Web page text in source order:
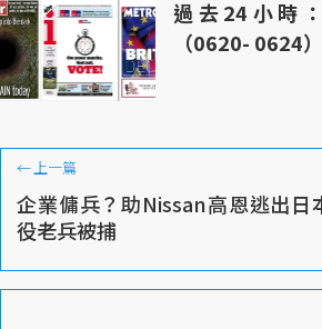
過去24小時
（0620- 0624）
←上一篇
企業傭兵？助Nissan高恩逃出日
役老兵被捕